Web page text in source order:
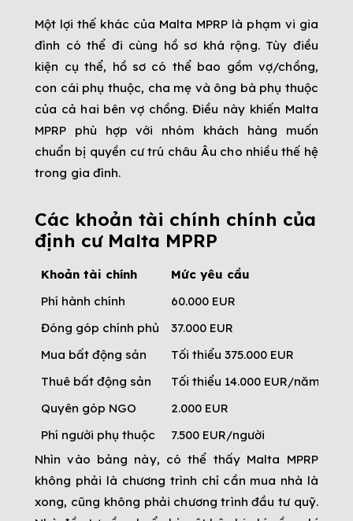
Một lợi thế khác của Malta MPRP là phạm vi gia
đình có thể đi cùng hồ sơ khá rộng. Tùy điều
kiện cụ thể, hồ sơ có thể bao gồm vợ/chồng,
con cái phụ thuộc, cha mẹ và ông bà phụ thuộc
của cả hai bên vợ chồng. Điều này khiến Malta
MPRP phù hợp với nhóm khách hàng muốn
chuẩn bị quyền cư trú châu Âu cho nhiều thế hệ
trong gia đình.
Các khoản tài chính chính của
định cư Malta MPRP
Khoản tài chính Mức yêu cầu
Phí hành chính
60.000 EUR
Đóng góp chính phủ
37.000 EUR
Mua bất động sản
Tối thiểu 375.000 EUR
Thuê bất động sản
Tối thiểu 14.000 EUR/năm
Quyên góp NGO
2.000 EUR
Phí người phụ thuộc
7.500 EUR/người
Nhìn vào bảng này, có thể thấy Malta MPRP
không phải là chương trình chỉ cần mua nhà là
xong, cũng không phải chương trình đầu tư quỹ.